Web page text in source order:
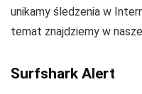
unikamy śledzenia w
temat znajdziemy w
Surfshark Alert